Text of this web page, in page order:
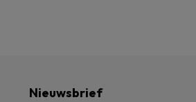
Nieuwsbrief